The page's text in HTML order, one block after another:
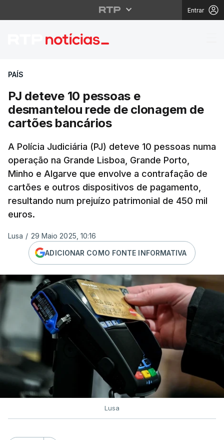
Entrar
PJ deteve 10
PAÍS
PJ deteve 10 pessoas e
desmantelou rede de clonagem de
cartões bancários
A Polícia Judiciária (PJ) deteve 10 pessoas numa
operação na Grande Lisboa, Grande Porto,
Minho e Algarve que envolve a contrafação de
cartões e outros dispositivos de pagamento,
resultando num prejuízo patrimonial de 450 mil
euros.
Lusa / 29 Maio 2025, 10:16
ADICIONAR COMO FONTE INFORMATIVA
Lusa